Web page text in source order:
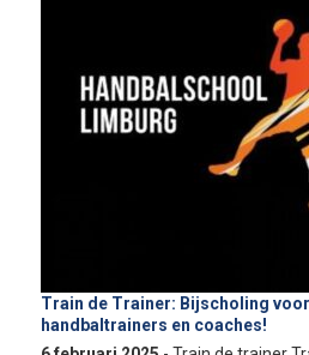
Train de Trainer: Bijscholing
handbaltrainers en coaches!